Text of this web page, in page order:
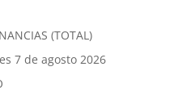
(TOTAL)
7 de agosto 2026